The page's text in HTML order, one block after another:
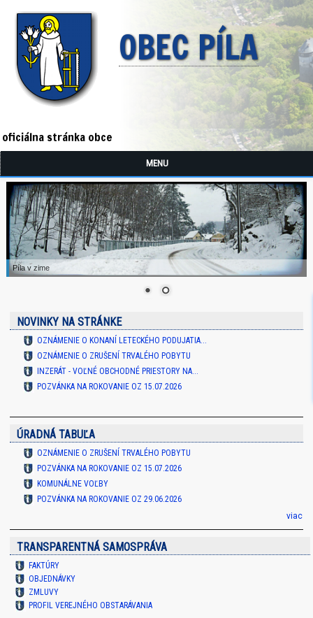
OBEC PÍLA
oficiálna stránka obce
MENU
Píla v zime
NOVINKY NA STRÁNKE
OZNÁMENIE O KONANÍ LETECKÉHO PODUJATIA...
OZNÁMENIE O ZRUŠENÍ TRVALÉHO POBYTU
INZERÁT - VOĽNÉ OBCHODNÉ PRIESTORY NA...
POZVÁNKA NA ROKOVANIE OZ 15.07.2026
ÚRADNÁ TABUĽA
OZNÁMENIE O ZRUŠENÍ TRVALÉHO POBYTU
POZVÁNKA NA ROKOVANIE OZ 15.07.2026
KOMUNÁLNE VOĽBY
POZVÁNKA NA ROKOVANIE OZ 29.06.2026
viac
TRANSPARENTNÁ SAMOSPRÁVA
FAKTÚRY
OBJEDNÁVKY
ZMLUVY
PROFIL VEREJNÉHO OBSTARÁVANIA